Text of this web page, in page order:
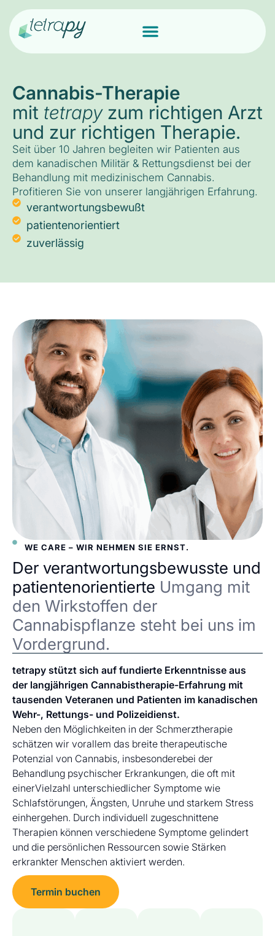
Cannabis-Therapie
mit tetrapyzum richtigen Arzt
und zur richtigen Therapie.
Seit über 10 Jahren begleiten wir Patienten aus
dem kanadischen Militär & Rettungsdienst bei der
Behandlung mit medizinischem Cannabis.
Profitieren Sie von unserer langjährigen Erfahrung.
verantwortungsbewußt
patientenorientiert
zuverlässig
WE CARE – WIR NEHMEN SIE ERNST.
Der verantwortungsbewusste und
patientenorientierte Umgang mit
den Wirkstoffen der
Cannabispflanze steht bei uns im
Vordergrund.
tetrapy stützt sich auf fundierte Erkenntnisse aus
der langjährigen Cannabistherapie-Erfahrung mit
tausenden Veteranen und Patienten im kanadischen
Wehr-, Rettungs- und Polizeidienst.
Neben den Möglichkeiten in der Schmerztherapie
schätzen wir vorallem das breite therapeutische
Potenzial von Cannabis, insbesonderebei der
Behandlung psychischer Erkrankungen, die oft mit
einerVielzahl unterschiedlicher Symptome wie
Schlafstörungen, Ängsten, Unruhe und starkem Stress
einhergehen. Durch individuell zugeschnittene
Therapien können verschiedene Symptome gelindert
und die persönlichen Ressourcen sowie Stärken
erkrankter Menschen aktiviert werden.
Termin buchen